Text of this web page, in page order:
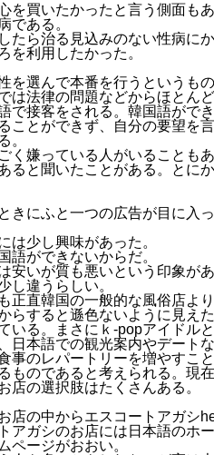
買いたかったと言う側面もあ
である。
たら治る見込みのない性病に
を利用したかった。
選んで本番を行うというもの
法律の問題などからほとんど
接客をされる。韓国語がで
とができず、自分の要望を
。
嫌っている人がいることもあ
ると聞いたことがある。とに
きにふと一つの広告が目に入っ
は少し興味があった。
語ができないからだ。
安いが質も悪いという印象があ
し違うらしい。
直韓国の一般的な風俗店より
らすると遜色ないように見えた
る。まさにｋ-popアイドル
本語での観光案内やデート
のレパートリーを増やすこ
ものであると考えられる。現
店の選択肢はたくさんある。
の中からエスコートアガシ
ガシのお店には日本語のホ
ページがおおい。